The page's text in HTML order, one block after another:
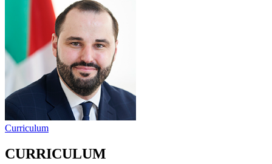
Curriculum
CURRICULUM